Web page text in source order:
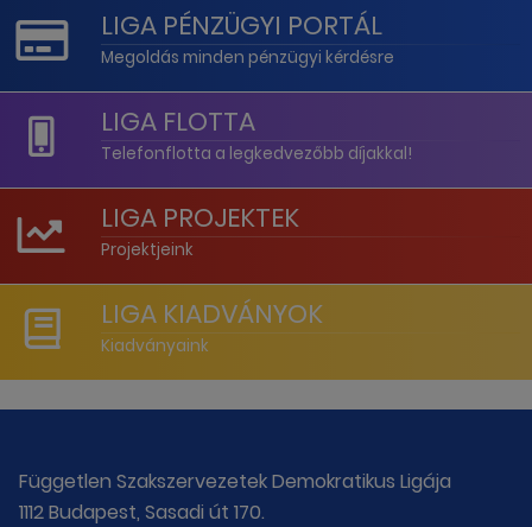
LIGA PÉNZÜGYI PORTÁL
Megoldás minden pénzügyi kérdésre
LIGA FLOTTA
Telefonflotta a legkedvezőbb díjakkal!
LIGA PROJEKTEK
Projektjeink
LIGA KIADVÁNYOK
Kiadványaink
Független Szakszervezetek Demokratikus Ligája
1112 Budapest, Sasadi út 170.